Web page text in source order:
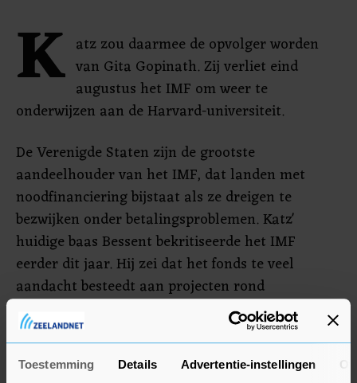
Toestemming Details Advertentie-instellingen
K atz zou daarmee de opvolger worden
van Gita Gopinath. Zij verliet eind
augustus het IMF om weer te
onderwijzen aan de Harvard-universiteit.
De Verenigde Staten zijn de grootste
aandeelhouder van het IMF, dat landen met
noodfinanciering bijstaat als ze dreigen te
bezwijken onder betalingsproblemen. Katz'
huidige baas Bessent bekritiseerde het IMF
eerder dit jaar. Hij zei dat het fonds te veel
aandacht besteedt aan projecten rond
klimaatverandering, genderkwesties en
maatschappelijke problemen.